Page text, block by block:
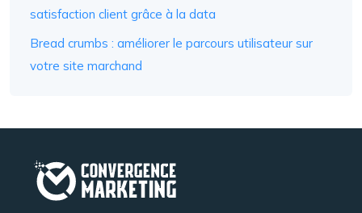
satisfaction client grâce à la data
Bread crumbs : améliorer le parcours utilisateur sur
votre site marchand